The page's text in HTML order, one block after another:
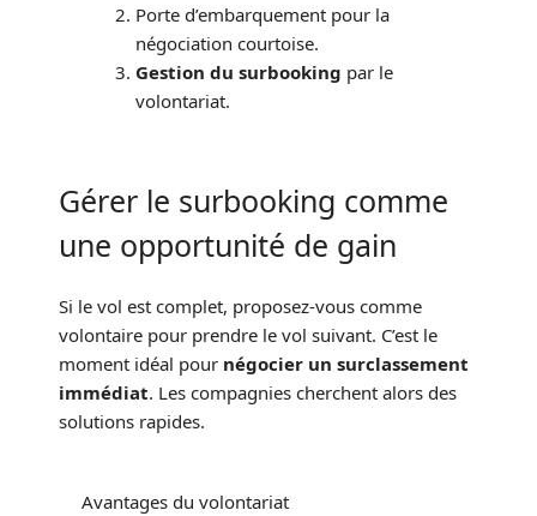
Porte d’embarquement pour la
négociation courtoise.
Gestion du surbooking par le
volontariat.
Gérer le surbooking comme
une opportunité de gain
Si le vol est complet, proposez-vous comme
volontaire pour prendre le vol suivant. C’est le
moment idéal pour négocier un surclassement
immédiat. Les compagnies cherchent alors des
solutions rapides.
Avantages du volontariat